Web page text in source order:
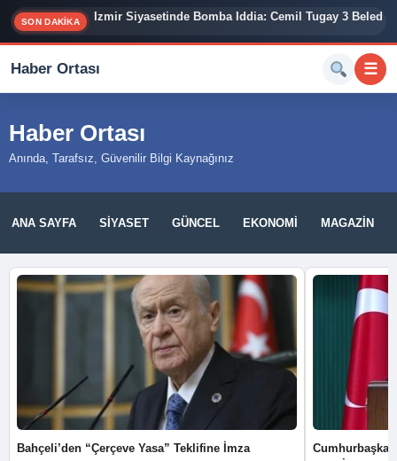
SON DAKİKA İzmir Siyasetinde Bomba İddia: Cemil Tugay 3
Haber Ortası ☰
Haber Ortası
Anında, Tarafsız, Güvenilir Bilgi Kaynağınız
ANA SAYFA SIYASET GÜNCEL EKONOMI MAGAZIN
Bahçeli’den “Çerçeve Yasa” Teklifine İmza